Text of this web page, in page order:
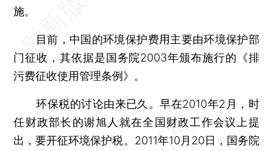
施。
目前，中国的环境保护费用主要由环境保护部
门征收，其依据是国务院2003年颁布施行的《排
污费征收使用管理条例》。
环保税的讨论由来已久。早在2010年2月，时
任财政部长的谢旭人就在全国财政工作会议上提
出，要开征环境保护税。2011年10月20日，国务院